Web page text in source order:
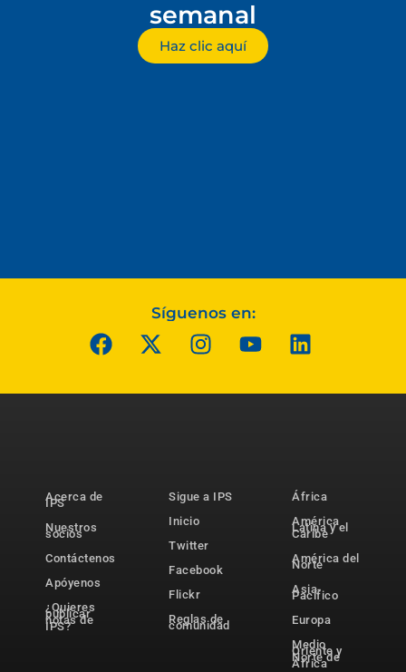
semanal
Haz clic aquí
Síguenos en:
Acerca de
IPS
Nuestros
socios
Contáctenos
Apóyenos
¿Quieres
publicar
notas de
IPS?
Sigue a IPS
Inicio
Twitter
Facebook
Flickr
Reglas de
comunidad
África
América
Latina y el
Caribe
América del
Norte
Asia-
Pacífico
Europa
Medio
Oriente y
Norte de
África